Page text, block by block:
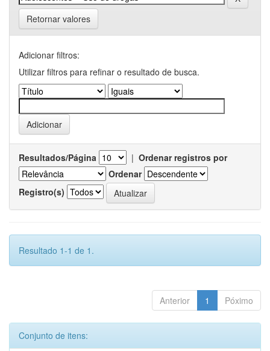
Retornar valores
Adicionar filtros:
Utilizar filtros para refinar o resultado de busca.
Resultados/Página | Ordenar registros por
Ordenar
Registro(s)
Resultado 1-1 de 1.
Anterior 1 Póximo
Conjunto de itens: